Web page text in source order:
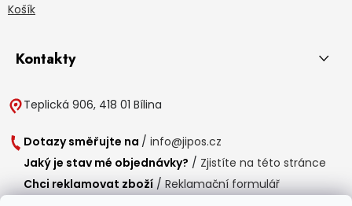
Košík
Kontakty
Teplická 906, 418 01 Bílina
Dotazy směřujte na / info@jipos.cz
Jaký je stav mé objednávky? / Zjistíte na této stránce
Chci reklamovat zboží / Reklamační formulář